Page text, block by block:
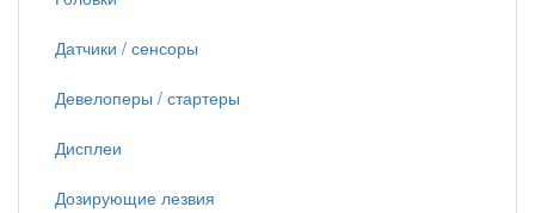
Датчики / сенсоры
Девелоперы / стартеры
Дисплеи
Дозирующие лезвия